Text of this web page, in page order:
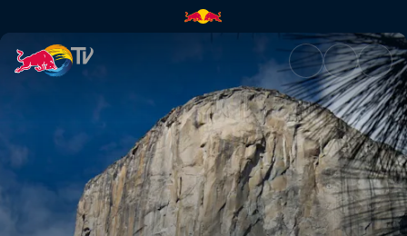
Czym jest Dawn Wall? | Red